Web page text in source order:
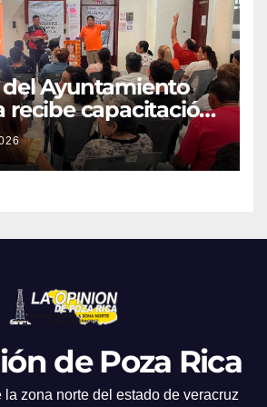
Ayuntamiento
recibe capacitación
a emergencias
de Poza Rica
la zona norte del estado de veracruz